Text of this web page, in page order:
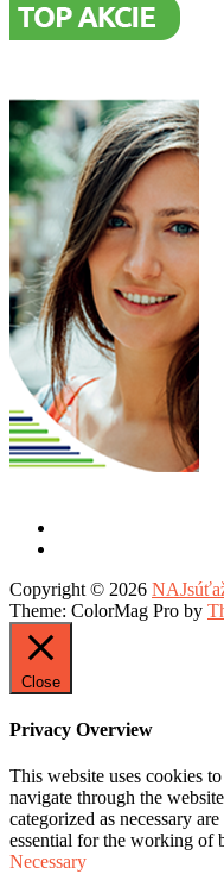
Copyright © 2026
Theme: ColorMag Pro by
Close
Privacy Overview
This website uses cookies
navigate through the
categorized as necessary
essential for the working of
Necessary